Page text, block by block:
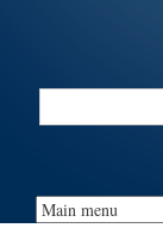
Search